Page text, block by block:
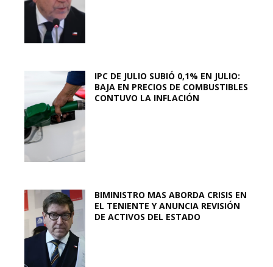
IPC DE JULIO SUBIÓ 0,1% EN JULIO:
BAJA EN PRECIOS DE COMBUSTIBLES
CONTUVO LA INFLACIÓN
BIMINISTRO MAS ABORDA CRISIS EN
EL TENIENTE Y ANUNCIA REVISIÓN
DE ACTIVOS DEL ESTADO